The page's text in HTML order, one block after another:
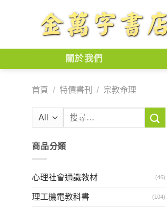
關於我們
首頁 / 特價書刊 / 宗教命理
鍵
商品分類
心理社會通識教材 (46)
理工機電教科書 (104)